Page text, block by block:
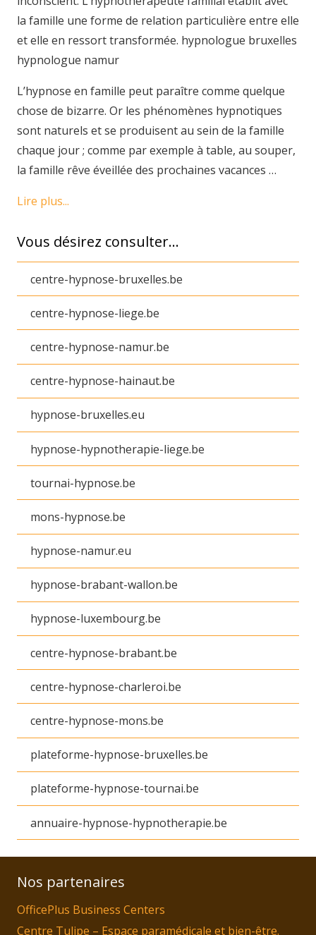
la famille une forme de relation particulière entre elle
et elle en ressort transformée. hypnologue bruxelles
hypnologue namur
L’hypnose en famille peut paraître comme quelque
chose de bizarre. Or les phénomènes hypnotiques
sont naturels et se produisent au sein de la famille
chaque jour ; comme par exemple à table, au souper,
la famille rêve éveillée des prochaines vacances …
Lire plus...
Vous désirez consulter…
centre-hypnose-bruxelles.be
centre-hypnose-liege.be
centre-hypnose-namur.be
centre-hypnose-hainaut.be
hypnose-bruxelles.eu
hypnose-hypnotherapie-liege.be
tournai-hypnose.be
mons-hypnose.be
hypnose-namur.eu
hypnose-brabant-wallon.be
hypnose-luxembourg.be
centre-hypnose-brabant.be
centre-hypnose-charleroi.be
centre-hypnose-mons.be
plateforme-hypnose-bruxelles.be
plateforme-hypnose-tournai.be
annuaire-hypnose-hypnotherapie.be
Nos partenaires
OfficePlus Business Centers
Centre Tulipe – Espace paramédicale et bien-être.